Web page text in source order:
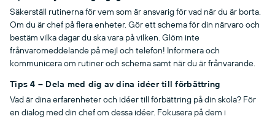
Säkerställ rutinerna för vem som är ansvarig för vad när du är borta.
Om du är chef på flera enheter. Gör ett schema för din närvaro och
bestäm vilka dagar du ska vara på vilken. Glöm inte
frånvaromeddelande på mejl och telefon! Informera och
kommunicera om rutiner och schema samt när du är frånvarande.
Tips 4 – Dela med dig av dina idéer till förbättring
Vad är dina erfarenheter och idéer till förbättring på din skola? För
en dialog med din chef om dessa idéer. Fokusera på dem i